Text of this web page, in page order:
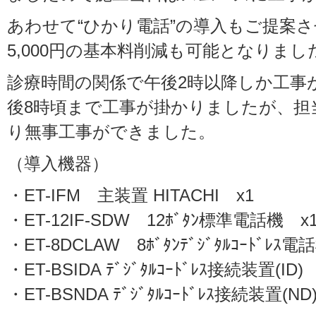
あわせて“ひかり電話”の導入もご提案
5,000円の基本料削減も可能となりまし
診療時間の関係で午後2時以降しか工事
後8時頃まで工事が掛かりましたが、
り無事工事ができました。
（導入機器）
・ET-IFM 主装置 HITACHI x1
・ET-12IF-SDW 12ﾎﾞﾀﾝ標準電話機
・ET-8DCLAW 8ﾎﾞﾀﾝﾃﾞｼﾞﾀﾙｺｰﾄﾞﾚｽ電
・ET-BSIDA ﾃﾞｼﾞﾀﾙｺｰﾄﾞﾚｽ接続装置
・ET-BSNDA ﾃﾞｼﾞﾀﾙｺｰﾄﾞﾚｽ接続装置